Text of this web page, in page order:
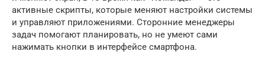
активные скрипты, которые меняют настройки системы
и управляют приложениями. Сторонние менеджеры
задач помогают планировать, но не умеют сами
нажимать кнопки в интерфейсе смартфона.